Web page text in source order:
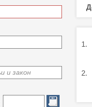
и закон
1.
2.